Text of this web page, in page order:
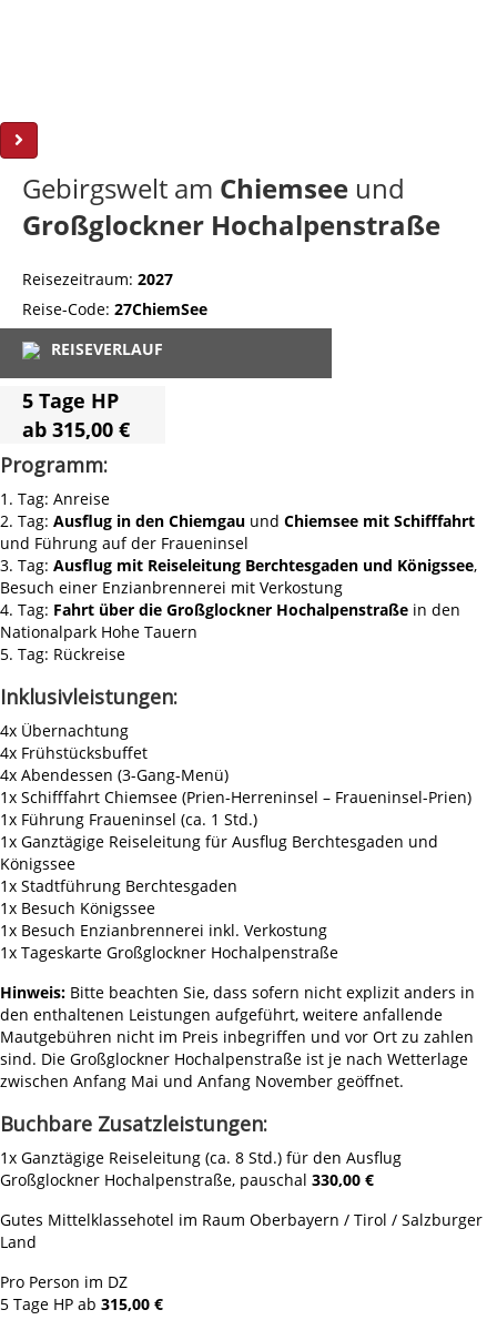
Gebirgswelt am Chiemsee und
Großglockner Hochalpenstraße
Reisezeitraum: 2027
Reise-Code: 27ChiemSee
REISEVERLAUF
5 Tage HP
ab 315,00 €
Programm:
1. Tag: Anreise
2. Tag: Ausflug in den Chiemgau und Chiemsee mit Schifffahrt
und Führung auf der Fraueninsel
3. Tag: Ausflug mit Reiseleitung Berchtesgaden und Königssee,
Besuch einer Enzianbrennerei mit Verkostung
4. Tag: Fahrt über die Großglockner Hochalpenstraße in den
Nationalpark Hohe Tauern
5. Tag: Rückreise
Inklusivleistungen:
4x Übernachtung
4x Frühstücksbuffet
4x Abendessen (3-Gang-Menü)
1x Schifffahrt Chiemsee (Prien-Herreninsel – Fraueninsel-Prien)
1x Führung Fraueninsel (ca. 1 Std.)
1x Ganztägige Reiseleitung für Ausflug Berchtesgaden und
Königssee
1x Stadtführung Berchtesgaden
1x Besuch Königssee
1x Besuch Enzianbrennerei inkl. Verkostung
1x Tageskarte Großglockner Hochalpenstraße
Hinweis: Bitte beachten Sie, dass sofern nicht explizit anders in
den enthaltenen Leistungen aufgeführt, weitere anfallende
Mautgebühren nicht im Preis inbegriffen und vor Ort zu zahlen
sind. Die Großglockner Hochalpenstraße ist je nach Wetterlage
zwischen Anfang Mai und Anfang November geöffnet.
Buchbare Zusatzleistungen:
1x Ganztägige Reiseleitung (ca. 8 Std.) für den Ausflug
Großglockner Hochalpenstraße, pauschal 330,00 €
Gutes Mittelklassehotel im Raum Oberbayern / Tirol / Salzburger
Land
Pro Person im DZ
5 Tage HP ab 315,00 €